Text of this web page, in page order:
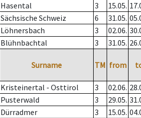
Hasental 3 15.05.
Sächsische Schweiz 6 31.05.
Löhnersbach 3 02.06.
Blühnbachtal 3 31.05.
Surname TM from
Kristeinertal - Osttirol 3 02.06.
Pusterwald 3 29.05.
Dürradmer 3 15.05.